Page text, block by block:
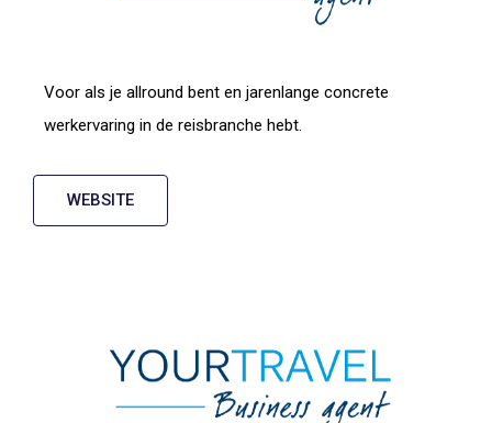
Voor als je allround bent en jarenlange concrete
werkervaring in de reisbranche hebt.
WEBSITE